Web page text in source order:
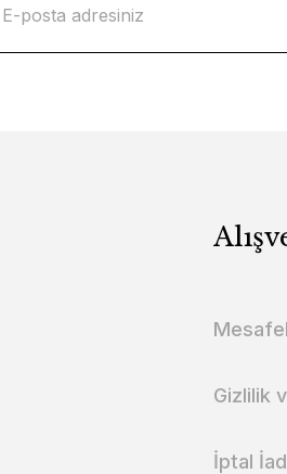
Gizlilik
İptal